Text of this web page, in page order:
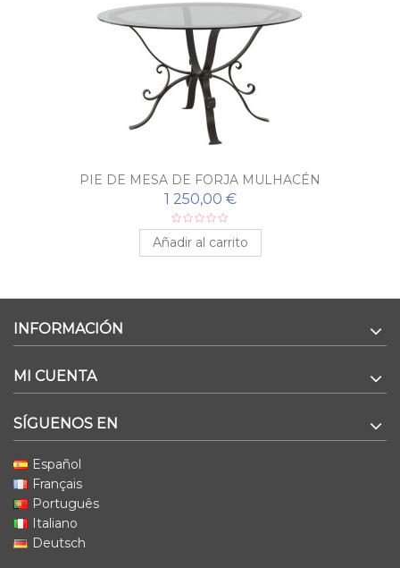
PIE DE MESA DE FORJA MULHACÉN
1 250,00 €
Añadir al carrito
INFORMACIÓN
MI CUENTA
SÍGUENOS EN
Español
Français
Português
Italiano
Deutsch